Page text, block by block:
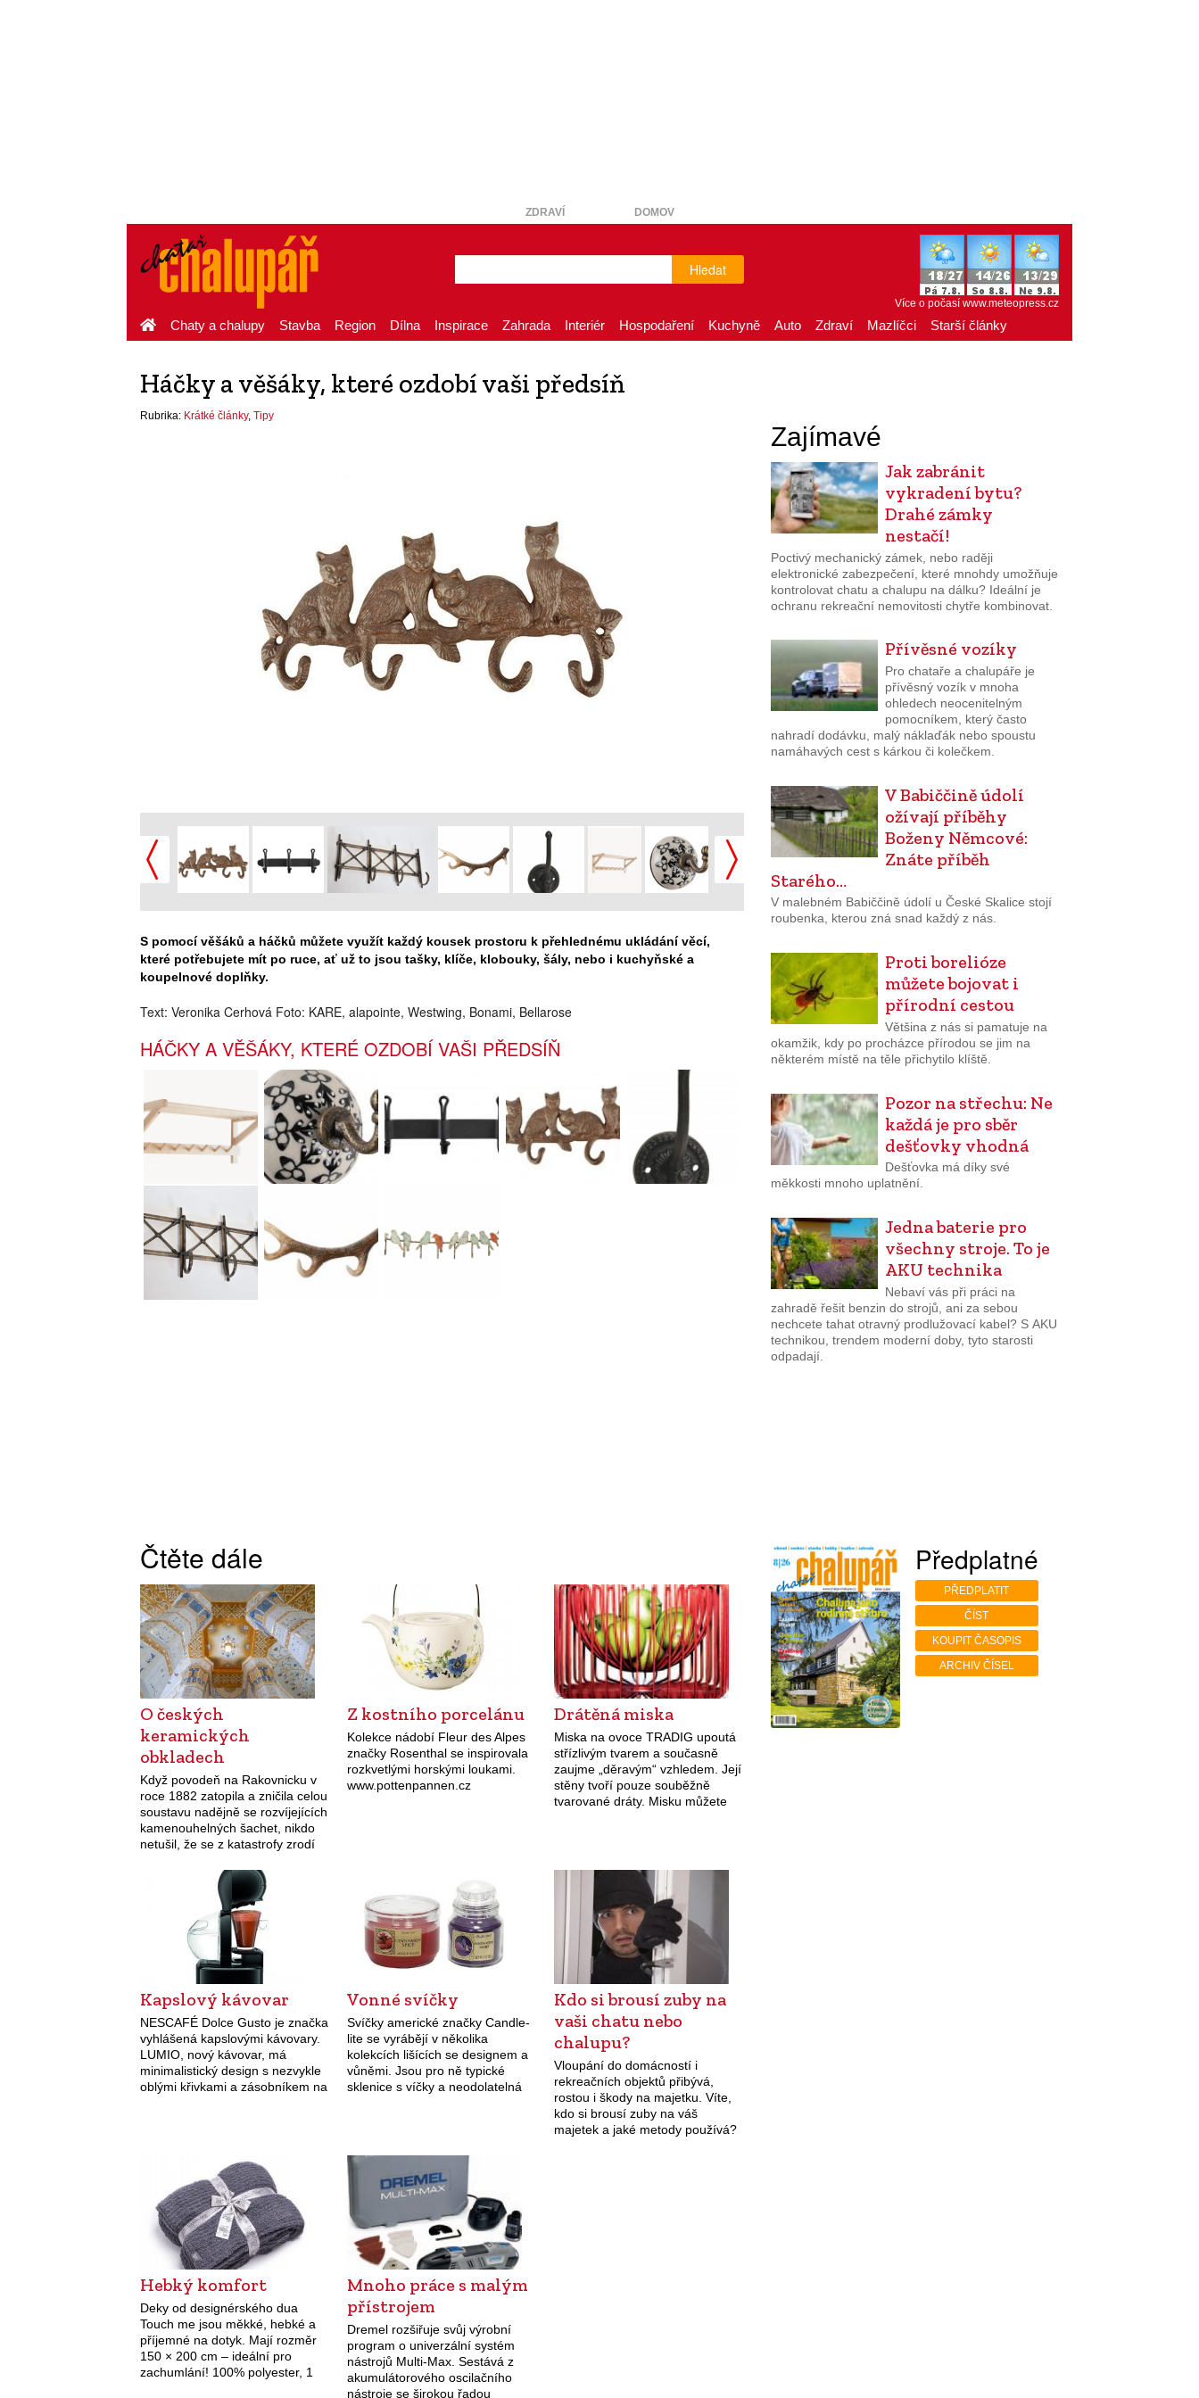
ZDRAVÍ DOMOV
Hledat
Více o počasí www.meteopress.cz
Chaty a chalupy Stavba Region Dílna Inspirace Zahrada Interiér Hospodaření Kuchyně Auto Zdraví Mazlíčci Starší články
Háčky a věšáky, které ozdobí vaši předsíň
Rubrika: Krátké články, Tipy
S pomocí věšáků a háčků můžete využít každý kousek prostoru k přehlednému ukládání věcí,
které potřebujete mít po ruce, ať už to jsou tašky, klíče, klobouky, šály, nebo i kuchyňské a
koupelnové doplňky.
Text: Veronika Cerhová Foto: KARE, alapointe, Westwing, Bonami, Bellarose
HÁČKY A VĚŠÁKY, KTERÉ OZDOBÍ VAŠI PŘEDSÍŇ
Zajímavé
Jak zabránit
vykradení bytu?
Drahé zámky
nestačí!
Poctivý mechanický zámek, nebo raději
elektronické zabezpečení, které mnohdy umožňuje
kontrolovat chatu a chalupu na dálku? Ideální je
ochranu rekreační nemovitosti chytře kombinovat.
Přívěsné vozíky
Pro chataře a chalupáře je
přívěsný vozík v mnoha
ohledech neocenitelným
pomocníkem, který často
nahradí dodávku, malý náklaďák nebo spoustu
namáhavých cest s kárkou či kolečkem.
V Babiččině údolí
ožívají příběhy
Boženy Němcové:
Znáte příběh
Starého…
V malebném Babiččině údolí u České Skalice stojí
roubenka, kterou zná snad každý z nás.
Proti borelióze
můžete bojovat i
přírodní cestou
Většina z nás si pamatuje na
okamžik, kdy po procházce přírodou se jim na
některém místě na těle přichytilo klíště.
Pozor na střechu: Ne
každá je pro sběr
dešťovky vhodná
Dešťovka má díky své
měkkosti mnoho uplatnění.
Jedna baterie pro
všechny stroje. To je
AKU technika
Nebaví vás při práci na
zahradě řešit benzin do strojů, ani za sebou
nechcete tahat otravný prodlužovací kabel? S AKU
technikou, trendem moderní doby, tyto starosti
odpadají.
Čtěte dále
O českých
keramických
obkladech
Když povodeň na Rakovnicku v
roce 1882 zatopila a zničila celou
soustavu nadějně se rozvíjejících
kamenouhelných šachet, nikdo
netušil, že se z katastrofy zrodí
závody a nejvýznamnější
průmysl Rakovnicka.
Z kostního porcelánu
Kolekce nádobí Fleur des Alpes
značky Rosenthal se inspirovala
rozkvetlými horskými loukami.
www.pottenpannen.cz
Drátěná miska
Miska na ovoce TRADIG upoutá
střízlivým tvarem a současně
zaujme „děravým“ vzhledem. Její
stěny tvoří pouze souběžně
tvarované dráty. Misku můžete
Kapslový kávovar
NESCAFÉ Dolce Gusto je značka
vyhlášená kapslovými kávovary.
LUMIO, nový kávovar, má
minimalistický design s nezvykle
oblými křivkami a zásobníkem na
Vonné svíčky
Svíčky americké značky Candle-
lite se vyrábějí v několika
kolekcích lišících se designem a
vůněmi. Jsou pro ně typické
sklenice s víčky a neodolatelná
Kdo si brousí zuby na
vaši chatu nebo
chalupu?
Vloupání do domácností i
rekreačních objektů přibývá,
rostou i škody na majetku. Víte,
kdo si brousí zuby na váš
majetek a jaké metody používá?
Hebký komfort
Deky od designérského dua
Touch me jsou měkké, hebké a
příjemné na dotyk. Mají rozměr
150 × 200 cm – ideální pro
zachumlání! 100% polyester, 1
Mnoho práce s malým
přístrojem
Dremel rozšiřuje svůj výrobní
program o univerzální systém
nástrojů Multi-Max. Sestává z
akumulátorového oscilačního
nástroje se širokou řadou
Předplatné
PŘEDPLATIT
ČÍST
KOUPIT ČASOPIS
ARCHIV ČÍSEL